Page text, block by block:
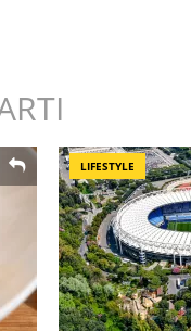
LIFESTYLE